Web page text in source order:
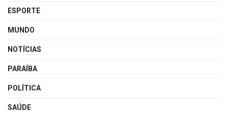
ESPORTE
MUNDO
NOTÍCIAS
PARAÍBA
POLÍTICA
SAÚDE